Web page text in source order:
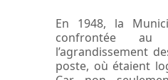
En 1948, la
confrontée au
l’agrandissement
poste, où étaient